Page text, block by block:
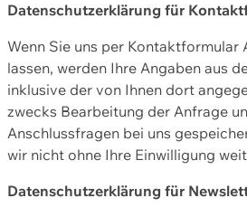
Datenschutzerklärung für
Wenn Sie uns per Kontaktformular
lassen, werden Ihre Angaben aus
inklusive der von Ihnen dort
zwecks Bearbeitung der Anfrage
Anschlussfragen bei uns
wir nicht ohne Ihre Einwilligung
Datenschutzerklärung für